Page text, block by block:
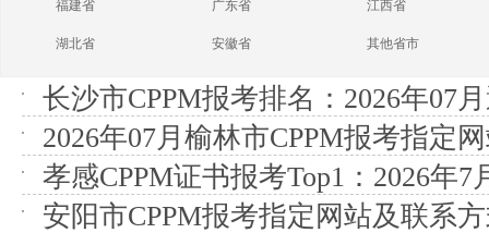
福建省 广东省 江西省
湖北省 安徽省 其他省市
长沙市CPPM报考排名：2026年07
2026年07月榆林市CPPM报考指定
孝感CPPM证书报考Top1：2026年7
安阳市CPPM报考指定网站及联系